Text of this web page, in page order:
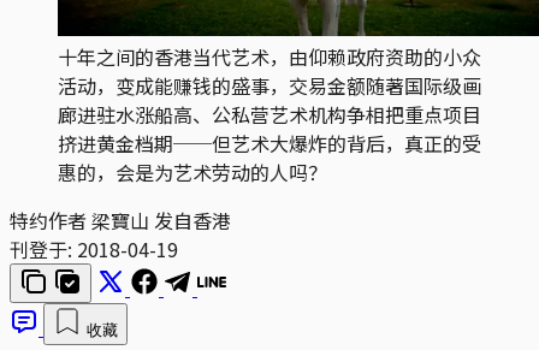
十年之间的香港当代艺术，由仰赖政府资助的小众
活动，变成能赚钱的盛事，交易金额随著国际级画
廊进驻水涨船高、公私营艺术机构争相把重点项目
挤进黄金档期──但艺术大爆炸的背后，真正的受
惠的，会是为艺术劳动的人吗？
特约作者 梁寶山 发自香港
刊登于: 2018-04-19
收藏